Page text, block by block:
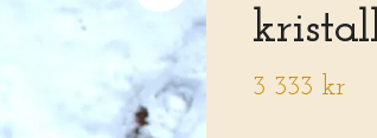
3 333 kr